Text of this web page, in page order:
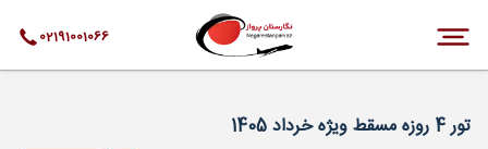
02191001066
تور 4 روزه مسقط ویژه خرداد 1405